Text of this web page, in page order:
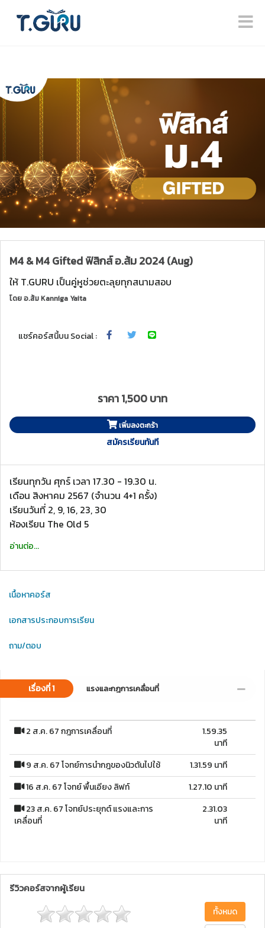
M4 & M4 Gifted ฟิสิกส์ อ.ส้ม 2024 (Aug)
ให้ T.GURU เป็นคู่หูช่วยตะลุยทุกสนามสอบ
โดยอ.ส้ม Kanniga Yaita
แชร์คอร์สนี้บน Social :
ราคา 1,500 บาท
เพิ่มลงตะกร้า
สมัครเรียนทันที
เรียนทุกวัน ศุกร์ เวลา 17.30 - 19.30 น.
เดือน สิงหาคม 2567 (จำนวน 4+1 ครั้ง)
เรียนวันที่ 2, 9, 16, 23, 30
ห้องเรียน The Old 5
อ่านต่อ...
เนื้อหาคอร์ส
เอกสารประกอบการเรียน
ถาม/ตอบ
เรื่องที่ 1 แรงและกฎการเคลื่อนที่
2 ส.ค. 67 กฎการเคลื่อนที่
1.59.35
นาที
9 ส.ค. 67 โจทย์การนำกฎของนิวตันไปใช้
1.31.59 นาที
16 ส.ค. 67 โจทย์ พื้นเอียง ลิฟท์
1.27.10 นาที
23 ส.ค. 67 โจทย์ประยุกต์ แรงและการ
เคลื่อนที่
2.31.03
นาที
รีวิวคอร์สจากผู้เรียน
ทั้งหมด